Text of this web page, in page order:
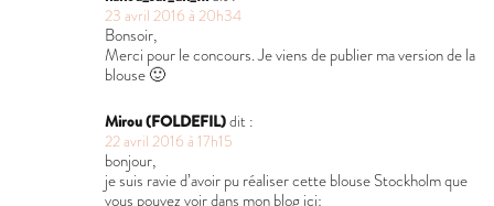
23 avril 2016 à 20h34
Bonsoir,
Merci pour le concours. Je viens de publier ma version de la
blouse 🙂
Mirou (FOLDEFIL)dit :
22 avril 2016 à 17h15
bonjour,
je suis ravie d’avoir pu réaliser cette blouse Stockholm que
vous pouvez voir dans mon blog ici: